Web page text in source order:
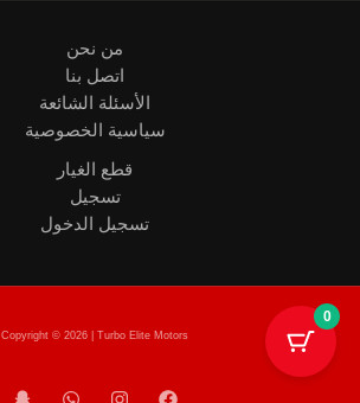
من نحن
اتصل بنا
الأسئلة الشائعة
سياسية الخصوصية
قطع الغيار
تسجيل
تسجيل الدخول
Copyright © 2026 | Turbo Elite Motors
0